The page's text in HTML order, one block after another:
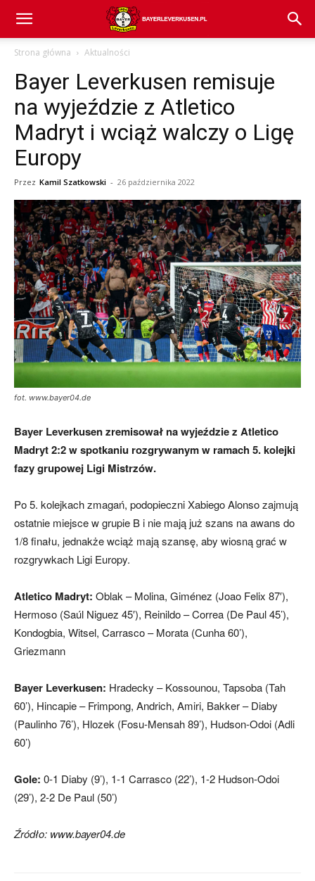
Bayer
Leverkusen
aktualności
(transfery,
mecze,
Strona główna Aktualności
Bayer Leverkusen remisuje
na wyjeździe z Atletico
Madryt i wciąż walczy o Ligę
Europy
Przez Kamil Szatkowski - 26 października 2022
fot. www.bayer04.de
Bayer Leverkusen zremisował na wyjeździe z Atletico
Madryt 2:2 w spotkaniu rozgrywanym w ramach 5. kolejki
fazy grupowej Ligi Mistrzów.
Po 5. kolejkach zmagań, podopieczni Xabiego Alonso zajmują
ostatnie miejsce w grupie B i nie mają już szans na awans do
1/8 finału, jednakże wciąż mają szansę, aby wiosną grać w
rozgrywkach Ligi Europy.
Atletico Madryt: Oblak – Molina, Giménez (Joao Felix 87′),
Hermoso (Saúl Niguez 45′), Reinildo – Correa (De Paul 45’),
Kondogbia, Witsel, Carrasco – Morata (Cunha 60’),
Griezmann
Bayer Leverkusen: Hradecky – Kossounou, Tapsoba (Tah
60’), Hincapie – Frimpong, Andrich, Amiri, Bakker – Diaby
(Paulinho 76’), Hlozek (Fosu-Mensah 89’), Hudson-Odoi (Adli
60’)
Gole: 0-1 Diaby (9’), 1-1 Carrasco (22’), 1-2 Hudson-Odoi
(29’), 2-2 De Paul (50’)
Źródło: www.bayer04.de